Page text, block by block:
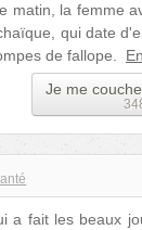
matin, la femme
qui date
de fallope.
Je me
a fait les beaux